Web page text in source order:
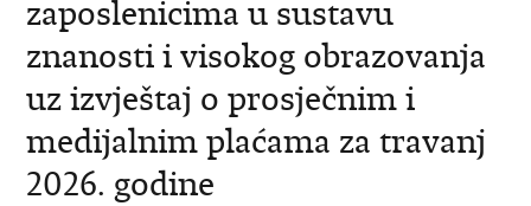
zaposlenicima u sustavu
znanosti i visokog obrazovanja
uz izvještaj o prosječnim i
medijalnim plaćama za travanj
2026. godine